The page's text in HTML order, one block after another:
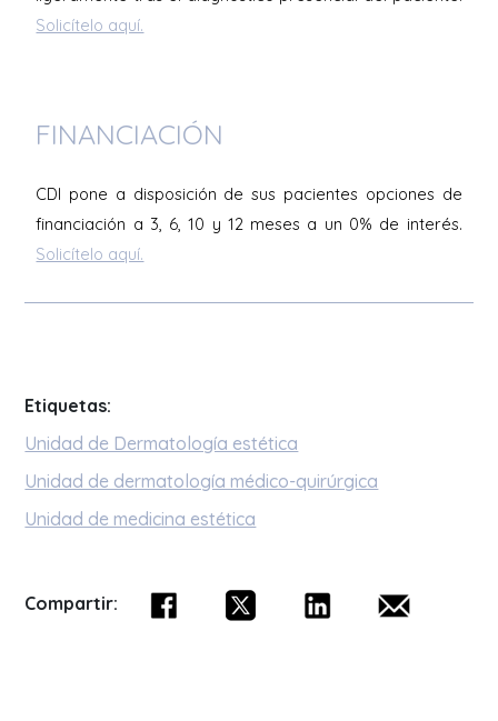
Solicítelo aquí.
FINANCIACIÓN
CDI pone a disposición de sus pacientes opciones de
financiación a 3, 6, 10 y 12 meses a un 0% de interés.
Solicítelo aquí.
Etiquetas:
Unidad de Dermatología estética
Unidad de dermatología médico-quirúrgica
Unidad de medicina estética
Compartir: